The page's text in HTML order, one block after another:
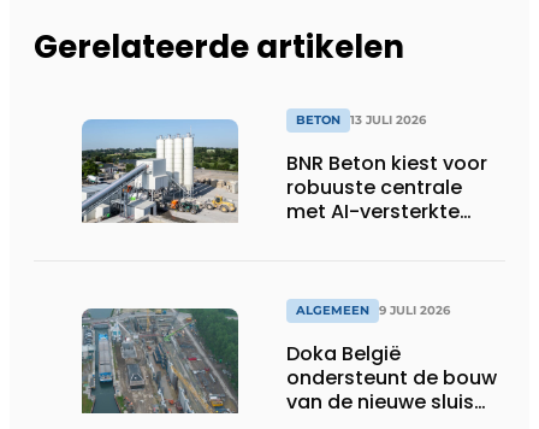
Gerelateerde artikelen
BETON 13 JULI 2026
BNR Beton kiest voor
robuuste centrale
met AI-versterkte
ALGEMEEN 9 JULI 2026
Doka België
ondersteunt de bouw
van de nieuwe sluis